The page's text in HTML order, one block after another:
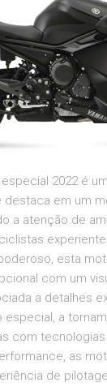
2022 é
em um
a atenção de
esta
com um
a detalhes
a
com
as
de